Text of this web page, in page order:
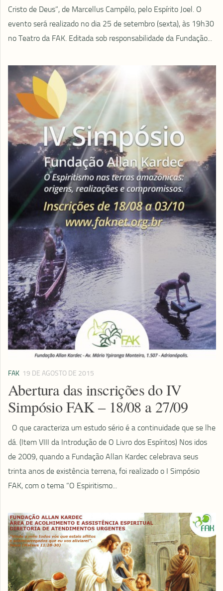
Cristo de Deus”, de Marcellus Campêlo, pelo Espírito Joel. O
evento será realizado no dia 25 de setembro (sexta), às 19h30
no Teatro da FAK. Editada sob responsabilidade da Fundação...
FAK 19 DE AGOSTO DE 2015
Abertura das inscrições do IV
Simpósio FAK – 18/08 a 27/09
O que caracteriza um estudo sério é a continuidade que se lhe
dá. (Item VIII da Introdução de O Livro dos Espíritos) Nos idos
de 2009, quando a Fundação Allan Kardec celebrava seus
trinta anos de existência terrena, foi realizado o I Simpósio
FAK, com o tema “O Espiritismo...